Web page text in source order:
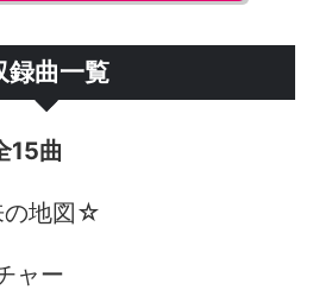
録曲一覧
15曲
の地図☆
ャー